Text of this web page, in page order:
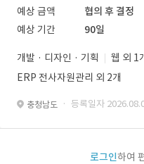
예상 금액
협의 후 결정
예상 기간
90일
개발 · 디자인 · 기획
웹 외 1
ERP 전사자원관리 외 2개
충청남도 · 등록일자
로그인하여